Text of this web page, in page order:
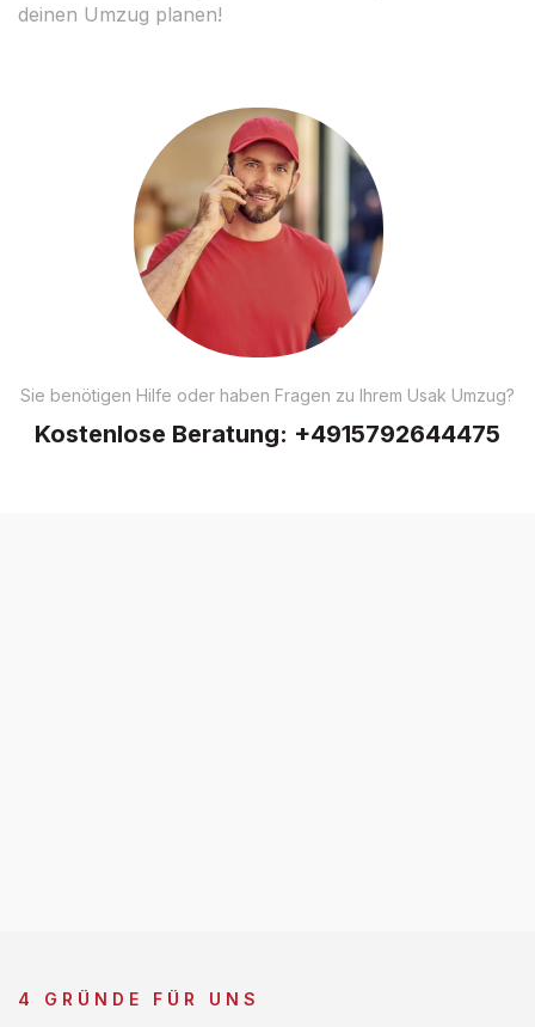
deinen Umzug planen!
Sie benötigen Hilfe oder haben Fragen zu Ihrem Usak Umzug?
Kostenlose Beratung: +4915792644475
4 GRÜNDE FÜR UNS